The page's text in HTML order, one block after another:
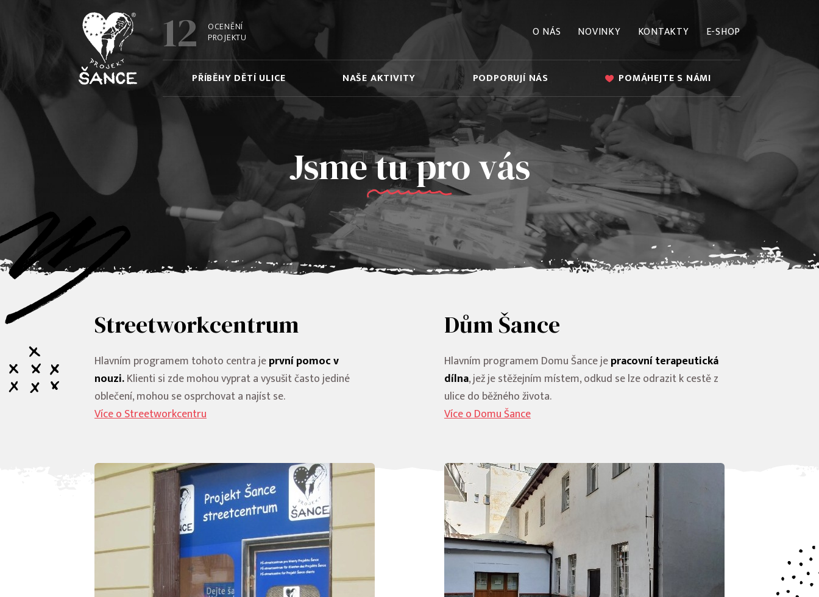
12 OCENĚNÍ
PROJEKTU O NÁS NOVINKY KONTAKTY E-SHOP
PŘÍBĚHY DĚTÍ ULICE NAŠE AKTIVITY PODPORUJÍ NÁS POMÁHEJTE S NÁMI
Jsme tu pro vás
Streetworkcentrum
Hlavním programem tohoto centra jeprvní pomoc v
nouzi.Klienti si zde mohou vyprat a vysušit často jediné
oblečení, mohou se osprchovat a najíst se.
Více o Streetworkcentru
Dům Šance
Hlavním programem Domu Šance jepracovní terapeutická
dílna, jež je stěžejním místem, odkud se lze odrazit k cestě z
ulice do běžného života.
Více o Domu Šance